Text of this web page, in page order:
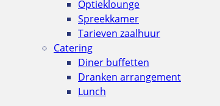
Optieklounge
Spreekkamer
Tarieven zaalhuur
Catering
Diner buffetten
Dranken arrangement
Lunch